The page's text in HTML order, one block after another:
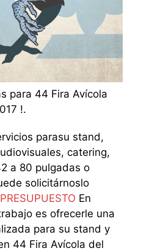
para 44 Fira Avícola
!.
parasu stand,
catering,
a 80 pulgadas o
solicitárnoslo
En
es ofrecerle una
para su stand y
44 Fira Avícola del